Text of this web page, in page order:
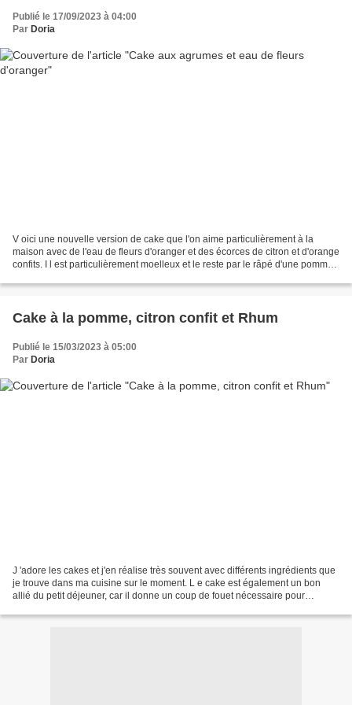
Publié le 17/09/2023 à 04:00
Par Doria
V oici une nouvelle version de cake que l'on aime particulièrement à la
maison avec de l'eau de fleurs d'oranger et des écorces de citron et d'orange
confits. I l est particulièrement moelleux et le reste par le râpé d'une pomme
Cake à la pomme, citron confit et Rhum
Publié le 15/03/2023 à 05:00
Par Doria
J 'adore les cakes et j'en réalise très souvent avec différents ingrédients que
je trouve dans ma cuisine sur le moment. L e cake est également un bon
allié du petit déjeuner, car il donne un coup de fouet nécessaire pour